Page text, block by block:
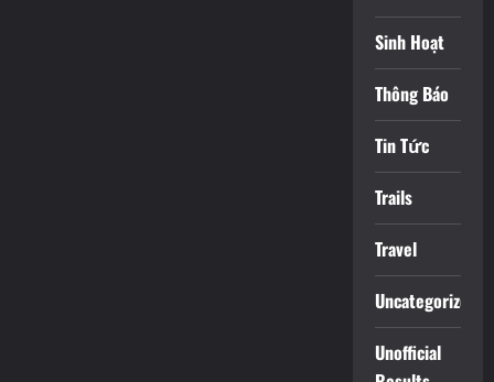
Sinh Hoạt
Thông Báo
Tin Tức
Trails
Travel
Uncategorized
Unofficial